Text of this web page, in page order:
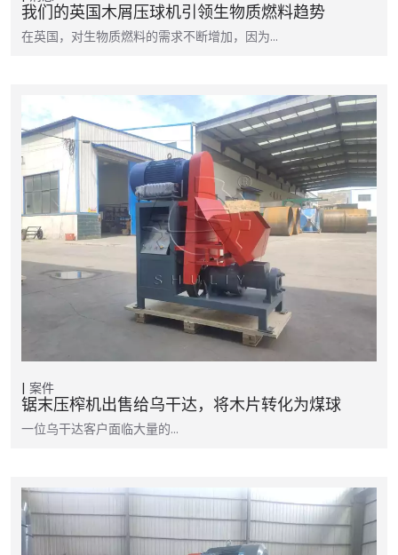
我们的英国木屑压球机引领生物质燃料趋势
在英国，对生物质燃料的需求不断增加，因为...
案件
锯末压榨机出售给乌干达，将木片转化为煤球
一位乌干达客户面临大量的…